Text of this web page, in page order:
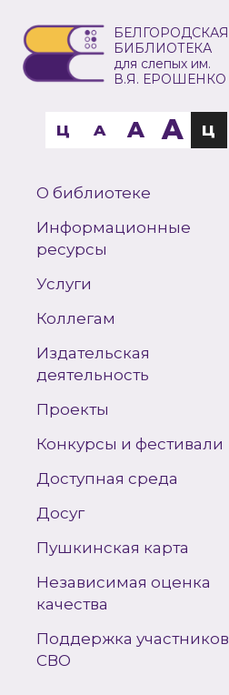
БЕЛГОРОДСКАЯ
БИБЛИОТЕКА
для слепых им.
В.Я. ЕРОШЕНКО
Ц A A A Ц
О библиотеке
Информационные
ресурсы
Услуги
Коллегам
Издательская
деятельность
Проекты
Конкурсы и фестивали
Доступная среда
Досуг
Пушкинская карта
Независимая оценка
качества
Поддержка участников
СВО